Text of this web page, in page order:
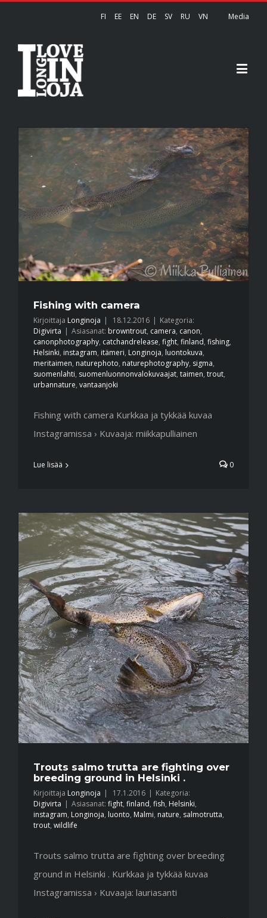
FI EE EN DE SV RU VN Media
Fishing with camera
Kirjoittaja Longinoja | 18.12.2016 | Kategoria:
Digivirta | Asiasanat: browntrout, camera, canon,
canonphotography, catchandrelease, fight, finland, fishing,
Helsinki, instagram, itämeri, Longinoja, luontokuva,
meritaimen, naturephoto, naturephotography, sigma,
suomenlahti, suomenluonnonvalokuvaajat, taimen, trout,
urbannature, vantaanjoki
Fishing with camera Kurkkaa ja tykkää kuvaa
Instagramissa › Kuvaaja: miikkapulliainen
Lue lisää 0
Trouts salmo trutta are fighting over
breeding ground in Helsinki .
Kirjoittaja Longinoja 17.1.2016
Kategoria:
Digivirta
Asiasanat: fight, finland, fish, Helsinki,
instagram, Longinoja, luonto, Malmi, nature, salmotrutta,
trout, wildlife
Trouts salmo trutta are fighting over breeding
ground in Helsinki . Kurkkaa ja tykkää kuvaa
Instagramissa › Kuvaaja: lauriasanti